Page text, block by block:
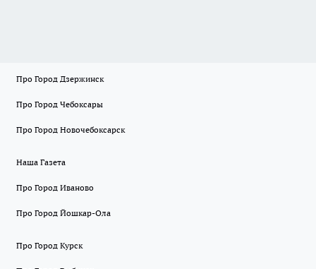
Про Город Дзержинск
Про Город Чебоксары
Про Город Новочебоксарск
Наша Газета
Про Город Иваново
Про Город Йошкар-Ола
Про Город Курск